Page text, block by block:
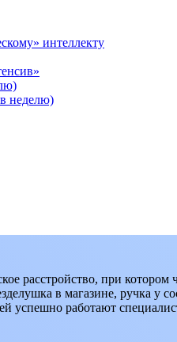
интеллекту
неделю)
расстройство, при
в магазине, ручка у
успешно работают